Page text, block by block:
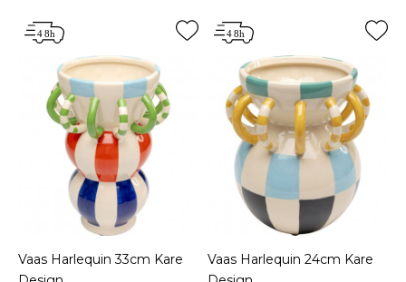
Vaas Harlequin 33cm Kare
Vaas Harlequin 24cm Kare